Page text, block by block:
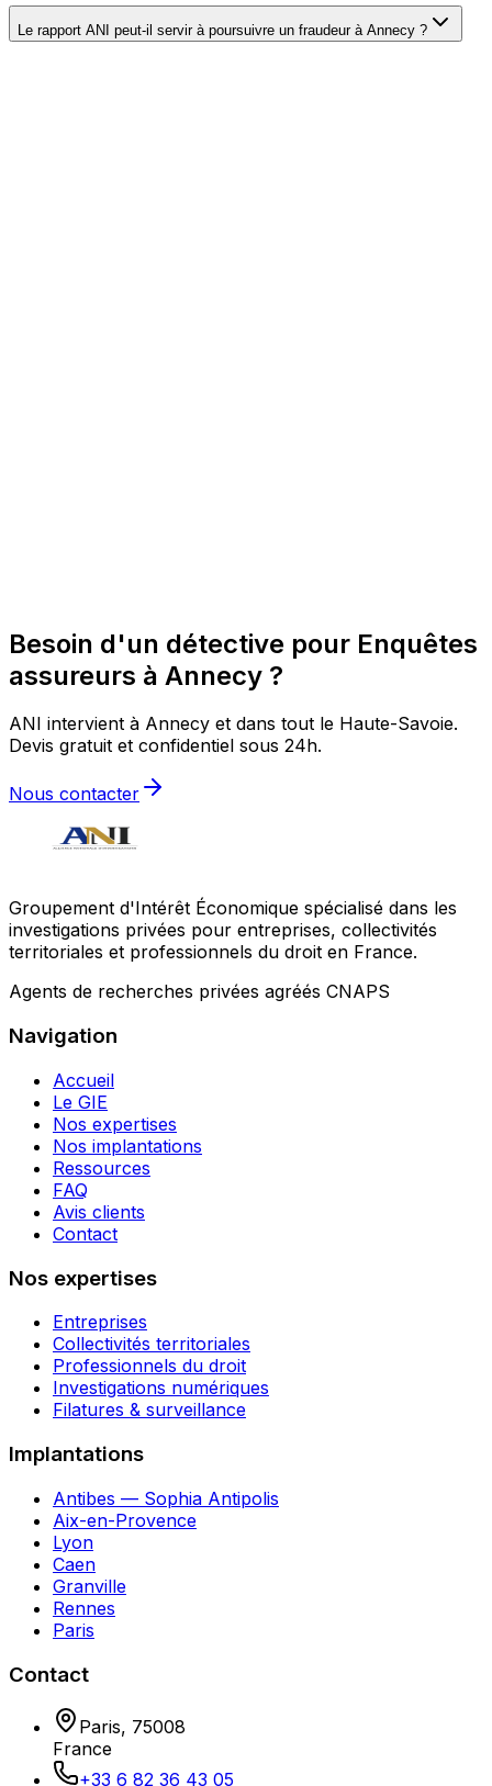
Le rapport ANI peut-il servir à poursuivre un fraudeur à Annecy ?
Besoin d'un détective pour Enquêtes
assureurs à Annecy ?
ANI intervient à Annecy et dans tout le Haute-Savoie.
Devis gratuit et confidentiel sous 24h.
Nous contacter
Groupement d'Intérêt Économique spécialisé dans les
investigations privées pour entreprises, collectivités
territoriales et professionnels du droit en France.
Agents de recherches privées agréés CNAPS
Navigation
Accueil
Le GIE
Nos expertises
Nos implantations
Ressources
FAQ
Avis clients
Contact
Nos expertises
Entreprises
Collectivités territoriales
Professionnels du droit
Investigations numériques
Filatures & surveillance
Implantations
Antibes — Sophia Antipolis
Aix-en-Provence
Lyon
Caen
Granville
Rennes
Paris
Contact
Paris, 75008
France
+33 6 82 36 43 05